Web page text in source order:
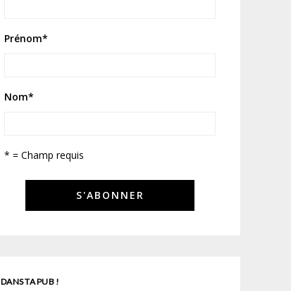
Prénom*
Nom*
* = Champ requis
DANS TA PUB !